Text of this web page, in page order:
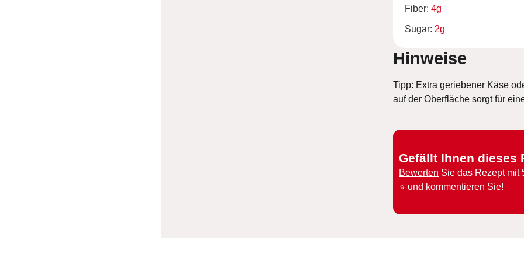
Fiber: 4g
Sugar: 2g
Hinweise
Tipp: Extra geriebener Käse
auf der Oberfläche sorgt für
Gefällt Ihnen dieses
Bewerten Sie das Rezept mit
⭐️ und kommentieren Sie!